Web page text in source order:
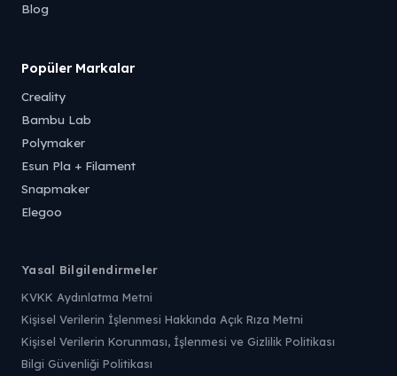
Blog
Popüler Markalar
Creality
Bambu Lab
Polymaker
Esun Pla + Filament
Snapmaker
Elegoo
Yasal Bilgilendirmeler
KVKK Aydınlatma Metni
Kişisel Verilerin İşlenmesi Hakkında Açık Rıza Metni
Kişisel Verilerin Korunması, İşlenmesi ve Gizlilik Politikası
Bilgi Güvenliği Politikası